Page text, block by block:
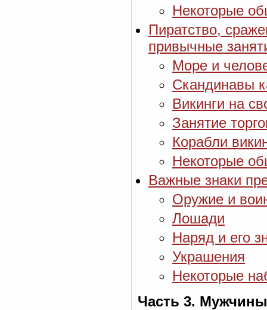
Некоторые
Пиратство,
привычные
Море и
Скандинавы
Викинги на
Занятие
Корабли
Некоторые
Важные знаки
Оружие и
Лошади
Наряд и его
Украшения
Некоторые
Часть 3.